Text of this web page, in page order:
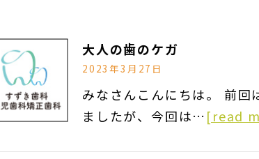
大人の歯のケガ
2023年3月27日
みなさんこんにちは。 前回
ましたが、今回は… [read